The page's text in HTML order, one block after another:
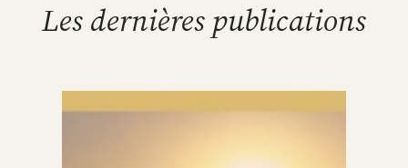
Les dernières publications